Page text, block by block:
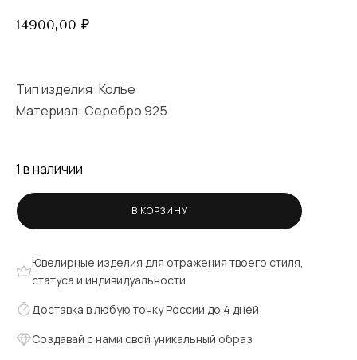
14900,00 ₽
Тип изделия: Колье
Материал: Серебро 925
1 в наличии
В КОРЗИНУ
Ювелирные изделия для отражения твоего стиля,
статуса и индивидуальности
Доставка в любую точку России до 4 дней
Создавай с нами свой уникальный образ